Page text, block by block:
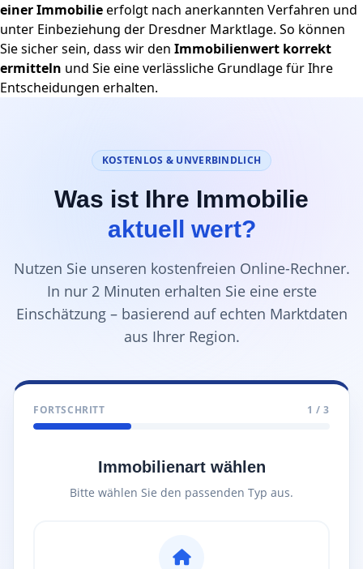
einer Immobilieerfolgt nach anerkannten Verfahren und
unter Einbeziehung der Dresdner Marktlage. So können
Sie sicher sein, dass wir den Immobilienwert korrekt
ermitteln und Sie eine verlässliche Grundlage für Ihre
Entscheidungen erhalten.
KOSTENLOS & UNVERBINDLICH
Was ist Ihre Immobilie
aktuell wert?
Nutzen Sie unseren kostenfreien Online-Rechner.
In nur 2 Minuten erhalten Sie eine erste
Einschätzung – basierend auf echten Marktdaten
aus Ihrer Region.
FORTSCHRITT 1 / 3
Immobilienart wählen
Bitte wählen Sie den passenden Typ aus.